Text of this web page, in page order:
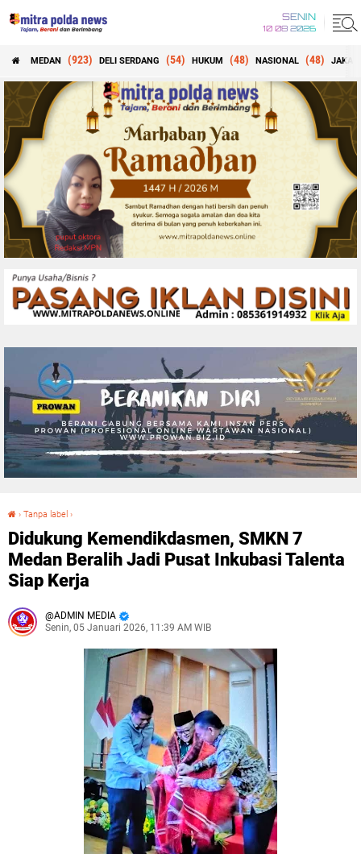
SENIN
10 08 2026
MEDAN (923) DELI SERDANG (54) HUKUM (48) NASIONAL (48)
› Tanpa label ›
Didukung Kemendikdasmen, SMKN 7
Medan Beralih Jadi Pusat Inkubasi Talenta
Siap Kerja
ADMIN MEDIA
Senin, 05 Januari 2026, 11:39 AM WIB